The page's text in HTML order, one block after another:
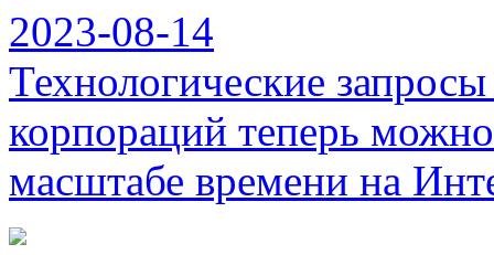
2023-08-14
Технологические
корпораций теперь
масштабе времени на